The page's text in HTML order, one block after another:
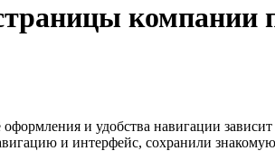
компании
и удобства навигации
и интерфейс, сохранили